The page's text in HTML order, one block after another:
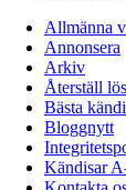
Allmänna
Annonsera
Arkiv
Återställ
Bästa
Bloggnytt
Kändisar